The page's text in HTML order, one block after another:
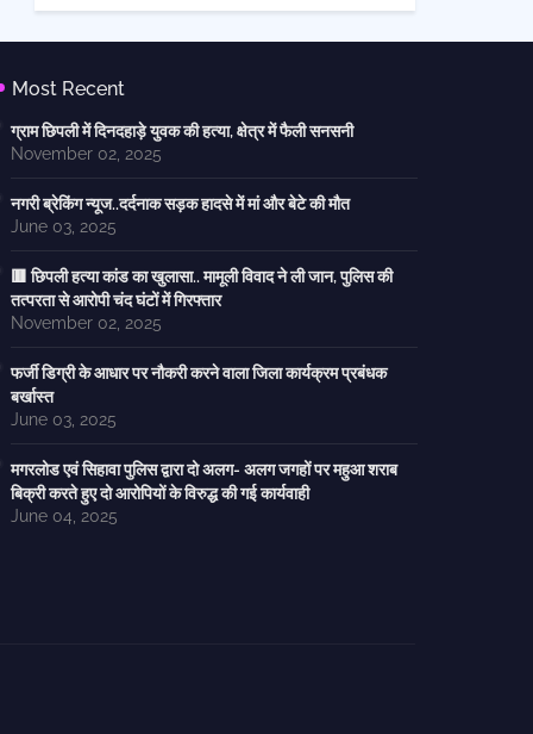
Most Recent
ग्राम छिपली में दिनदहाड़े युवक की हत्या, क्षेत्र में फैली सनसनी
November 02, 2025
नगरी ब्रेकिंग न्यूज..दर्दनाक सड़क हादसे में मां और बेटे की मौत
June 03, 2025
🟥 छिपली हत्या कांड का खुलासा.. मामूली विवाद ने ली जान, पुलिस की
तत्परता से आरोपी चंद घंटों में गिरफ्तार
November 02, 2025
फर्जी डिग्री के आधार पर नौकरी करने वाला जिला कार्यक्रम प्रबंधक
बर्खास्त
June 03, 2025
मगरलोड एवं सिहावा पुलिस द्वारा दो अलग- अलग जगहों पर महुआ शराब
बिक्री करते हुए दो आरोपियों के विरुद्ध की गई कार्यवाही
June 04, 2025